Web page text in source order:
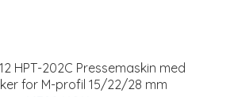
HPT-202C Pressemaskin med
for M-profil 15/22/28 mm